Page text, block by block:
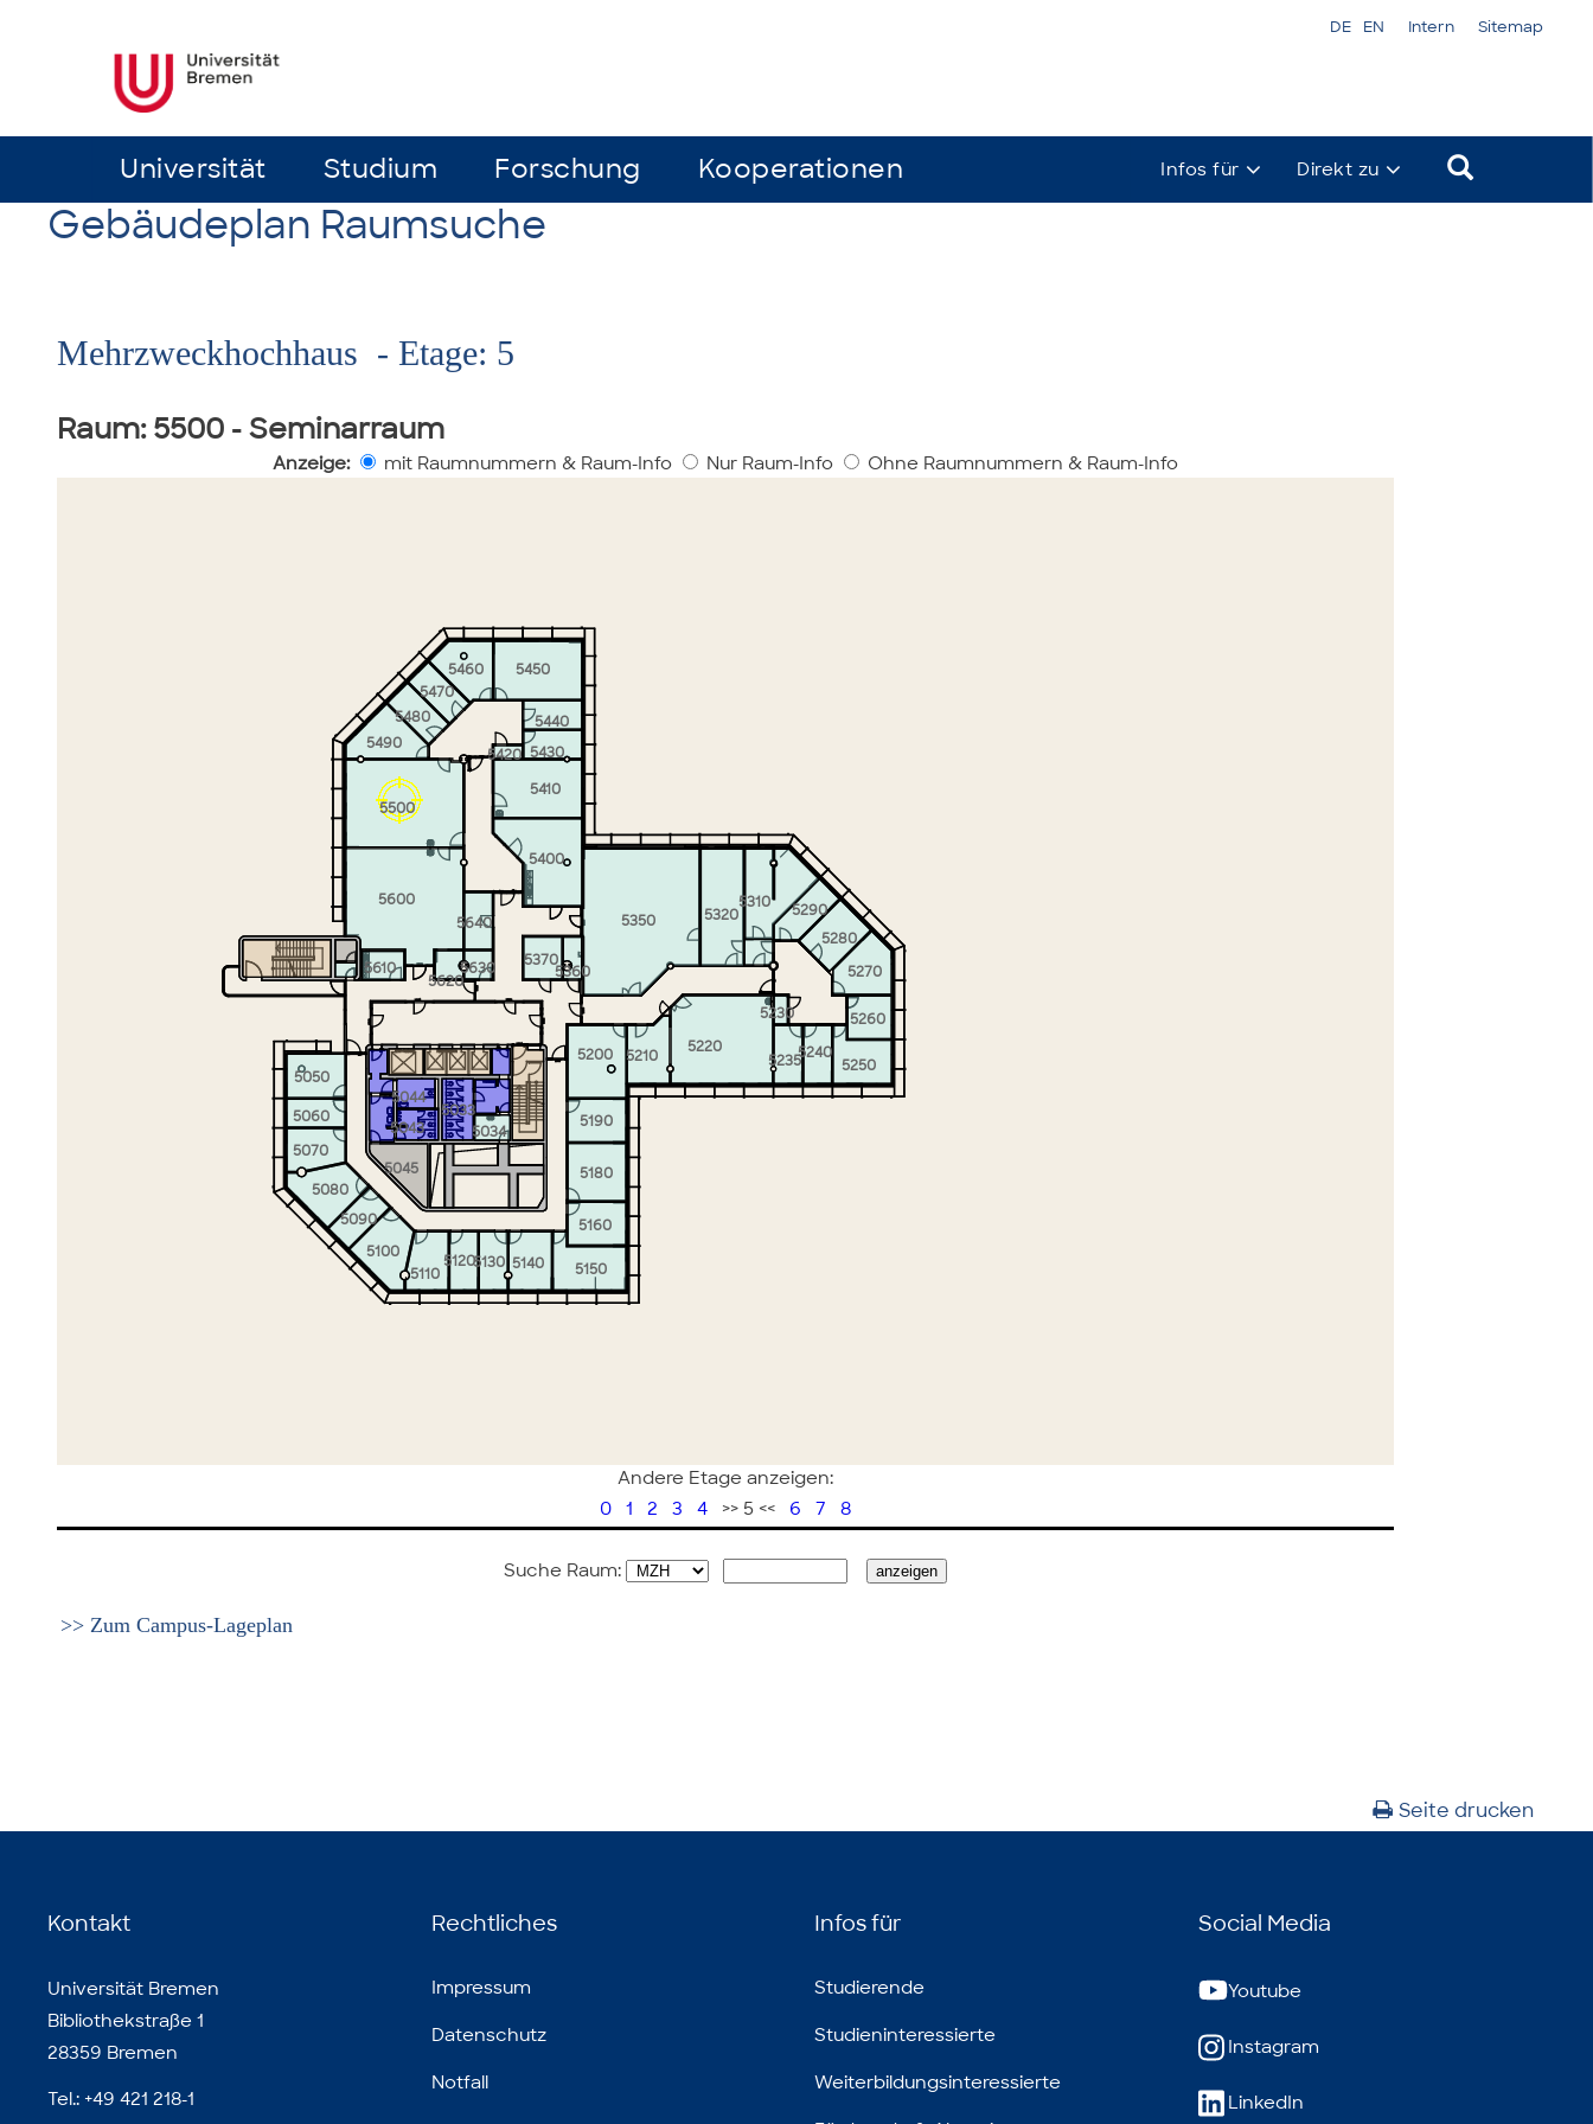
DE EN Intern Sitemap
Universität Studium Forschung Kooperationen
Universität Studium Forschung Kooperationen Direkt zu
Infos für
Gebäudeplan Raumsuche
Mehrzweckhochhaus - Etage: 5
Raum: 5500 - Seminarraum
Anzeige: mit Raumnummern & Raum-Info Nur Raum-Info Ohne Raumnummern & Raum-Info
5460
5450
5470
5480
5440
5490
5430
5420
5410
5500
5400
5600 5310
5320 5290
5350
5640
5280
5370
5360
5610 5630
5620 5270
5230
5260
5220
5240
5200 5210 5235 5250
5050
5044
5033
5060 5190
5043
5034
5070
5045
5180
5080
5090
5160
5100
5120
5110
5130 5140 5150
Andere Etage anzeigen:
0
1 2 3 4 >> 5 << 6 7 8
Suche Raum:
>> Zum Campus-Lageplan
Seite drucken
Kontakt
Universität Bremen
Bibliothekstraße 1
28359 Bremen
Tel.: +49 421 218-1
Rechtliches
Impressum
Datenschutz
Notfall
Infos für
Studierende
Studieninteressierte
Weiterbildungsinteressierte
Social Media
Youtube
Instagram
LinkedIn